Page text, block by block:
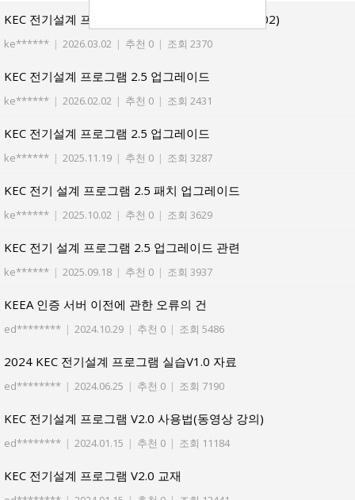
KEC 전기설계 프로그램 2.5 업그레이드(2026.03.02)
ke****** | 2026.03.02 | 추천 0 | 조회 2370
KEC 전기설계 프로그램 2.5 업그레이드
ke****** | 2026.02.02 | 추천 0 | 조회 2431
KEC 전기설계 프로그램 2.5 업그레이드
ke****** | 2025.11.19 | 추천 0 | 조회 3287
KEC 전기 설계 프로그램 2.5 패치 업그레이드
ke****** | 2025.10.02 | 추천 0 | 조회 3629
KEC 전기 설계 프로그램 2.5 업그레이드 관련
ke****** | 2025.09.18 | 추천 0 | 조회 3937
KEEA 인증 서버 이전에 관한 오류의 건
ed******** | 2024.10.29 | 추천 0 | 조회 5486
2024 KEC 전기설계 프로그램 실습V1.0 자료
ed******** | 2024.06.25 | 추천 0 | 조회 7190
KEC 전기설계 프로그램 V2.0 사용법(동영상 강의)
ed******** | 2024.01.15 | 추천 0 | 조회 11184
KEC 전기설계 프로그램 V2.0 교재